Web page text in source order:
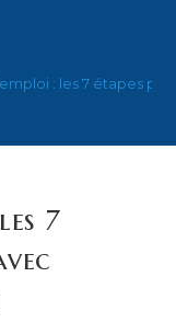
: les 7 étapes
7